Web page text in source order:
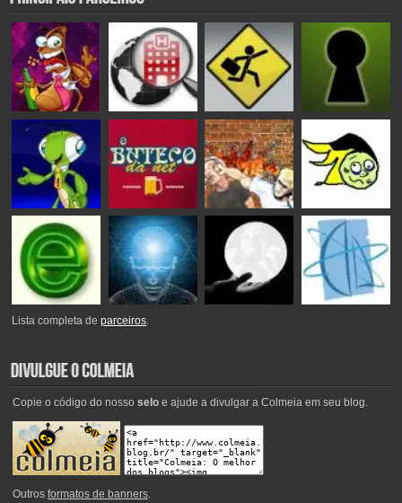
Lista completa deparceiros.
Copie o código do nosso seloe ajude a divulgar a Colmeia em seu blog.
Outros formatos de banners.